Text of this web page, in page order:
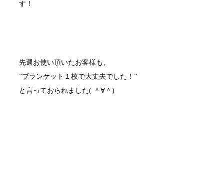
す！
先週お使い頂いたお客様も、
”ブランケット１枚で大丈夫でした！”
と言っておられました( ＾∀＾)